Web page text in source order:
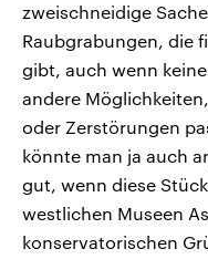
zweischneidige
Raubgrabungen, die
gibt, auch wenn
andere
oder Zerstörungen
könnte man ja auch
gut, wenn diese
westlichen Museen
konservatorischen